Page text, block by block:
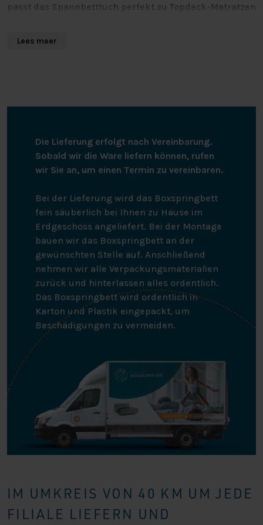
passt das Spannbetttuch perfekt zu Topdeck-Matratzen
trocknergeeignet und muss nicht gebügelt werden.
Lees meer
Die Lieferung erfolgt nach Vereinbarung.
Sobald wir die Ware liefern können, rufen
wir Sie an, um einen Termin zu vereinbaren.
Bei der Lieferung wird das Boxspringbett
fein säuberlich bei Ihnen zu Hause im
Erdgeschoss angeliefert. Bei der Montage
bauen wir das Boxspringbett an der
gewünschten Stelle auf. Anschließend
nehmen wir alle Verpackungsmaterialien
zurück und hinterlassen alles ordentlich.
Das Boxspringbett wird ordentlich in
Karton und Plastik eingepackt, um
Beschädigungen zu vermeiden.
IM UMKREIS VON 40 KM UM JEDE
FILIALE LIEFERN UND